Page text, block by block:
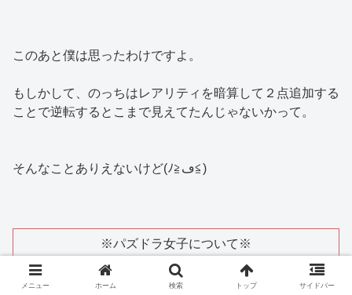
このあと僕は思ったわけですよ。
もしかして、のっちはレアリティを暗算して２点追加する
ことで逆転するとこまで見えてたんじゃないかって。
そんなことありえないけど(ﾉ≧ڡ≦)
※パズドラ女子について※
ブログで彼女について触れている事は知っています
スクリーンショットの使用は承諾を得ています
メニュー ホーム 検索 トップ サイドバー